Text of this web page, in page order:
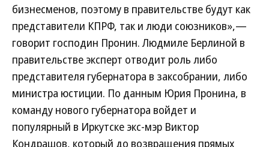
бизнесменов, поэтому в правительстве будут как
представители КПРФ, так и люди союзников»,—
говорит господин Пронин. Людмиле Берлиной в
правительстве эксперт отводит роль либо
представителя губернатора в заксобрании, либо
министра юстиции. По данным Юрия Пронина, в
команду нового губернатора войдет и
популярный в Иркутске экс-мэр Виктор
Кондрашов, который до возвращения прямых